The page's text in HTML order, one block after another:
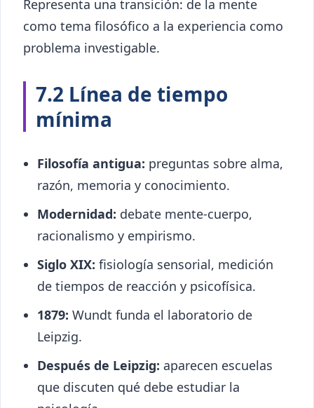
Representa una transición: de la mente
como tema filosófico a la experiencia como
problema investigable.
7.2 Línea de tiempo
mínima
Filosofía antigua: preguntas sobre alma,
razón, memoria y conocimiento.
Modernidad: debate mente-cuerpo,
racionalismo y empirismo.
Siglo XIX: fisiología sensorial, medición
de tiempos de reacción y psicofísica.
1879: Wundt funda el laboratorio de
Leipzig.
Después de Leipzig: aparecen escuelas
que discuten qué debe estudiar la